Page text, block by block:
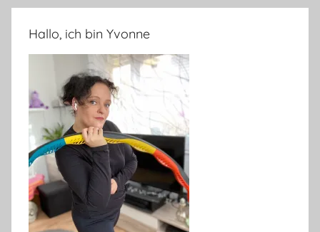
Hallo, ich bin Yvonne